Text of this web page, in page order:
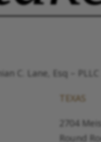
C. Lane, Esq – PLLC
TEXAS
2704
Round